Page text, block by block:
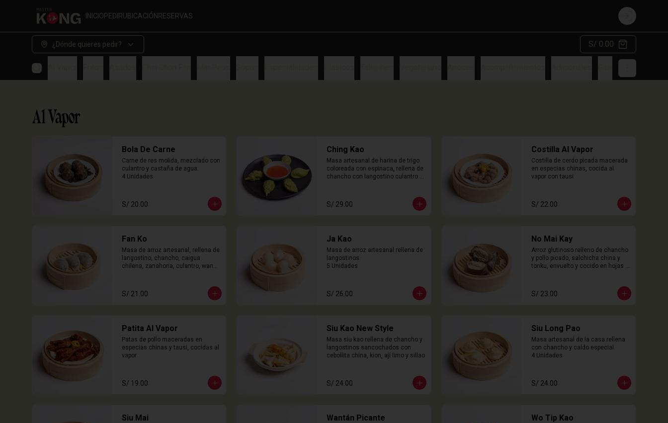
INICIOPEDIRUBICACIÓN RESERVAS
Login
¿Dónde quieres pedir? S/ 0.00
Al Vapor
Bola De Carne
Carne de res molida, mezclado con
culantro y castaña de agua.
4 Unidades
S/ 20.00
Ching Kao
Masa artesanal de harina de trigo
coloreada con espinaca, rellena de
chancho con langostino culantro y
S/ 29.00
Costilla Al Vapor
Costilla de cerdo picada macerada
en especias chinas, cocida al
vapor con tausi
S/ 22.00
Fan Ko
Masa de arroz artesanal, rellena de
langostino, chancho, caigua
chilena, zanahoria, culantro, wanyi.
S/ 21.00
Ja Kao
Masa de arroz artesanal rellena de
langostinos
5 Unidades
S/ 26.00
No Mai Kay
Arroz glutinoso relleno de chancho
y pollo picado, salchicha china y
tonku, envuelto y cocido en hojas
S/ 23.00
Patita Al Vapor
Patas de pollo maceradas en
especias chinas y tausi, cocidas al
vapor
S/ 19.00
Siu Kao New Style
Masa siu kao rellena de chancho y
langostinos sancochados con
cebollita china, kion, ají limo y sillao
S/ 24.00
Siu Long Pao
Masa artesanal de la casa rellena
con chancho y caldo especial.
4 Unidades
S/ 24.00
Siu Mai Wantán Picante Wo Tip Kao